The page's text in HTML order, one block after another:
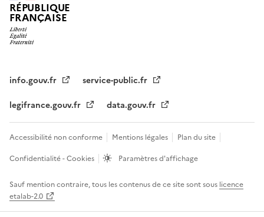
RÉPUBLIQUE
FRANÇAISE
info.gouv.fr
service-public.fr
legifrance.gouv.fr
data.gouv.fr
Accessibilité non conforme Mentions légales
Plan du site
Confidentialité - Cookies
Paramètres d'affichage
Sauf mention contraire, tous les contenus de ce site sont sous licence
etalab-2.0